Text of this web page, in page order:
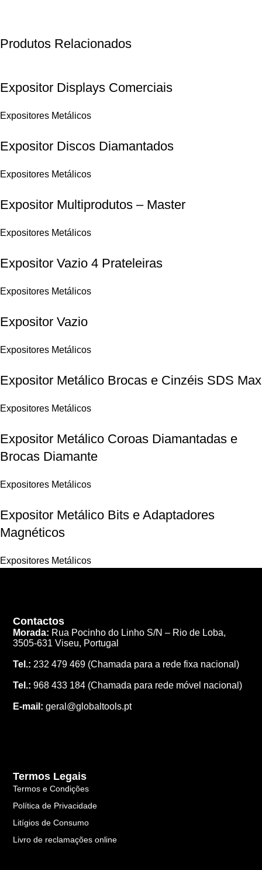
Produtos Relacionados
Expositor Displays Comerciais
Expositores Metálicos
Expositor Discos Diamantados
Expositores Metálicos
Expositor Multiprodutos – Master
Expositores Metálicos
Expositor Vazio 4 Prateleiras
Expositores Metálicos
Expositor Vazio
Expositores Metálicos
Expositor Metálico Brocas e Cinzéis SDS Max
Expositores Metálicos
Expositor Metálico Coroas Diamantadas e
Brocas Diamante
Expositores Metálicos
Expositor Metálico Bits e Adaptadores
Magnéticos
Expositores Metálicos
Contactos
Morada: Rua Pocinho do Linho S/N – Rio de Loba,
3505-631 Viseu, Portugal
Tel.: 232 479 469 (Chamada para a rede fixa nacional)
Tel.: 968 433 184 (Chamada para rede móvel nacional)
E-mail: geral@globaltools.pt
Termos Legais
Termos e Condições
Política de Privacidade
Litígios de Consumo
Livro de reclamações online